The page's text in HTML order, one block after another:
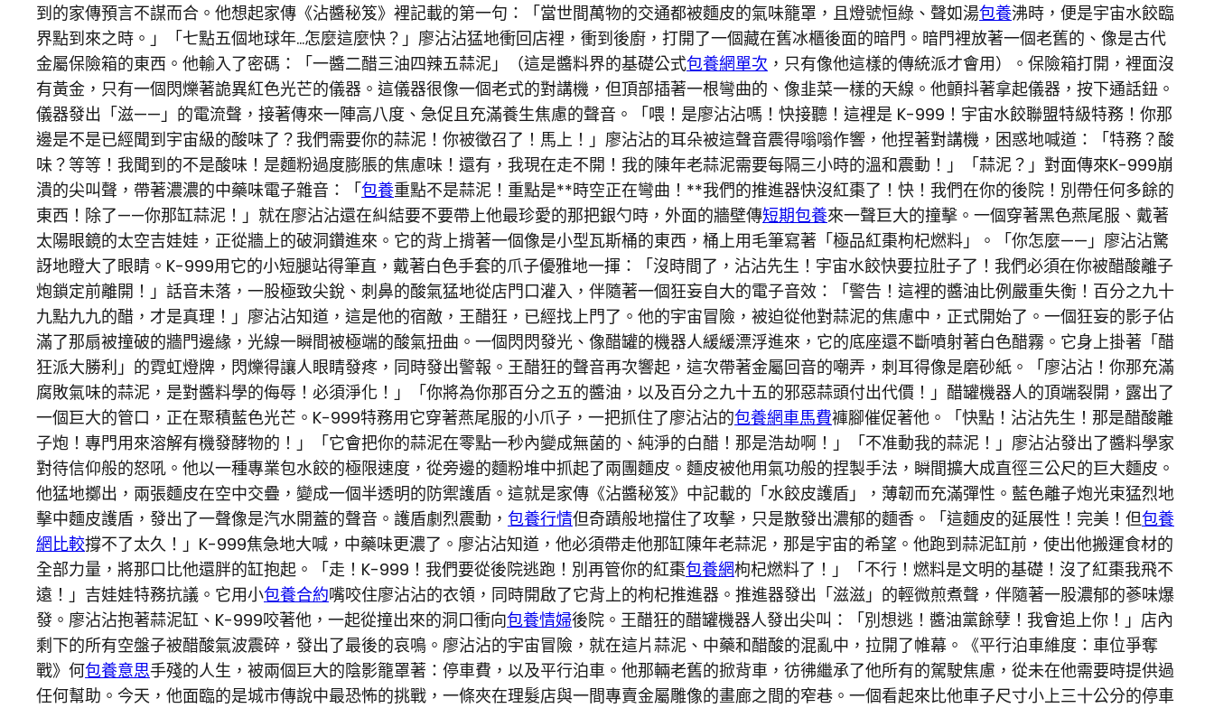
到的家傳預言不謀而合。他想起家傳《沾醬秘笈》裡記載的第一句：「當世間萬物的交通都被麵皮的氣味籠罩，且燈號恒綠、聲如湯包養沸時，便是宇宙水餃臨
界點到來之時。」「七點五個地球年…怎麼這麼快？」廖沾沾猛地衝回店裡，衝到後廚，打開了一個藏在舊冰櫃後面的暗門。暗門裡放著一個老舊的、像是古代
金屬保險箱的東西。他輸入了密碼：「一醬二醋三油四辣五蒜泥」（這是醬料界的基礎公式包養網單次 ，只有像他這樣的傳統派才會用）。保險箱打開，裡面沒
有黃金，只有一個閃爍著詭異紅色光芒的儀器。這儀器很像一個老式的對講機，但頂部插著一根彎曲的、像韭菜一樣的天線。他顫抖著拿起儀器，按下通話鈕。
儀器發出「滋——」的電流聲，接著傳來一陣高八度、急促且充滿養生焦慮的聲音。「喂！是廖沾沾嗎！快接聽！這裡是 K-999！宇宙水餃聯盟特級特務！你那
邊是不是已經聞到宇宙級的酸味了？我們需要你的蒜泥！你被徵召了！馬上！」廖沾沾的耳朵被這聲音震得嗡嗡作響，他捏著對講機，困惑地喊道：「特務？酸
味？等等！我聞到的不是酸味！是麵粉過度膨脹的焦慮味！還有，我現在走不開！我的陳年老蒜泥需要每隔三小時的溫和震動！」「蒜泥？」對面傳來K-999崩
潰的尖叫聲，帶著濃濃的中藥味電子雜音：「包養重點不是蒜泥！重點是**時空正在彎曲！**我們的推進器快沒紅棗了！快！我們在你的後院！別帶任何多餘的
東西！除了——你那缸蒜泥！」就在廖沾沾還在糾結要不要帶上他最珍愛的那把銀勺時，外面的牆壁傳短期包養來一聲巨大的撞擊。一個穿著黑色燕尾服、戴著
太陽眼鏡的太空吉娃娃，正從牆上的破洞鑽進來。它的背上揹著一個像是小型瓦斯桶的東西，桶上用毛筆寫著「極品紅棗枸杞燃料」。「你怎麼——」廖沾沾驚
訝地瞪大了眼睛。K-999用它的小短腿站得筆直，戴著白色手套的爪子優雅地一揮：「沒時間了，沾沾先生！宇宙水餃快要拉肚子了！我們必須在你被醋酸離子
炮鎖定前離開！」話音未落，一股極致尖銳、刺鼻的酸氣猛地從店門口灌入，伴隨著一個狂妄自大的電子音效：「警告！這裡的醬油比例嚴重失衡！百分之九十
九點九九的醋，才是真理！」廖沾沾知道，這是他的宿敵，王醋狂，已經找上門了。他的宇宙冒險，被迫從他對蒜泥的焦慮中，正式開始了。一個狂妄的影子佔
滿了那扇被撞破的牆門邊緣，光線一瞬間被極端的酸氣扭曲。一個閃閃發光、像醋罐的機器人緩緩漂浮進來，它的底座還不斷噴射著白色醋霧。它身上掛著「醋
狂派大勝利」的霓虹燈牌，閃爍得讓人眼睛發疼，同時發出警報。王醋狂的聲音再次響起，這次帶著金屬回音的嘲弄，刺耳得像是磨砂紙。「廖沾沾！你那充滿
腐敗氣味的蒜泥，是對醬料學的侮辱！必須淨化！」「你將為你那百分之五的醬油，以及百分之九十五的邪惡蒜頭付出代價！」醋罐機器人的頂端裂開，露出了
一個巨大的管口，正在聚積藍色光芒。K-999特務用它穿著燕尾服的小爪子，一把抓住了廖沾沾的包養網車馬費褲腳催促著他。「快點！沾沾先生！那是醋酸離
子炮！專門用來溶解有機發酵物的！」「它會把你的蒜泥在零點一秒內變成無菌的、純淨的白醋！那是浩劫啊！」「不准動我的蒜泥！」廖沾沾發出了醬料學家
對待信仰般的怒吼。他以一種專業包水餃的極限速度，從旁邊的麵粉堆中抓起了兩團麵皮。麵皮被他用氣功般的捏製手法，瞬間擴大成直徑三公尺的巨大麵皮。
他猛地擲出，兩張麵皮在空中交疊，變成一個半透明的防禦護盾。這就是家傳《沾醬秘笈》中記載的「水餃皮護盾」，薄韌而充滿彈性。藍色離子炮光束猛烈地
擊中麵皮護盾，發出了一聲像是汽水開蓋的聲音。護盾劇烈震動， 包養行情但奇蹟般地擋住了攻擊，只是散發出濃郁的麵香。「這麵皮的延展性！完美！但包養
網比較撐不了太久！」K-999焦急地大喊，中藥味更濃了。廖沾沾知道，他必須帶走他那缸陳年老蒜泥，那是宇宙的希望。他跑到蒜泥缸前，使出他搬運食材的
全部力量，將那口比他還胖的缸抱起。「走！K-999！我們要從後院逃跑！別再管你的紅棗包養網枸杞燃料了！」「不行！燃料是文明的基礎！沒了紅棗我飛不
遠！」吉娃娃特務抗議。它用小包養合約嘴咬住廖沾沾的衣領，同時開啟了它背上的枸杞推進器。推進器發出「滋滋」的輕微煎煮聲，伴隨著一股濃郁的蔘味爆
發。廖沾沾抱著蒜泥缸、K-999咬著他，一起從撞出來的洞口衝向包養情婦後院。王醋狂的醋罐機器人發出尖叫：「別想逃！醬油黨餘孽！我會追上你！」店內
剩下的所有空盤子被醋酸氣波震碎，發出了最後的哀鳴。廖沾沾的宇宙冒險，就在這片蒜泥、中藥和醋酸的混亂中，拉開了帷幕。《平行泊車維度：車位爭奪
戰》何包養意思手殘的人生，被兩個巨大的陰影籠罩著：停車費，以及平行泊車。他那輛老舊的掀背車，彷彿繼承了他所有的駕駛焦慮，從未在他需要時提供過
任何幫助。今天，他面臨的是城市傳說中最恐怖的挑戰，一條夾在理髮店與一間專賣金屬雕像的畫廊之間的窄巷。一個看起來比他車子尺寸小上三十公分的停車